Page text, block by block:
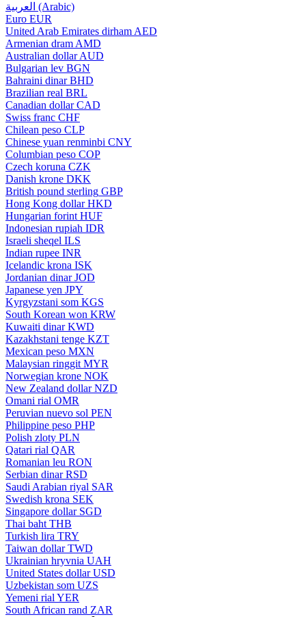
العربية (Arabic)
Euro EUR
United Arab Emirates dirham AED
Armenian dram AMD
Australian dollar AUD
Bulgarian lev BGN
Bahraini dinar BHD
Brazilian real BRL
Canadian dollar CAD
Swiss franc CHF
Chilean peso CLP
Chinese yuan renminbi CNY
Columbian peso COP
Czech koruna CZK
Danish krone DKK
British pound sterling GBP
Hong Kong dollar HKD
Hungarian forint HUF
Indonesian rupiah IDR
Israeli sheqel ILS
Indian rupee INR
Icelandic krona ISK
Jordanian dinar JOD
Japanese yen JPY
Kyrgyzstani som KGS
South Korean won KRW
Kuwaiti dinar KWD
Kazakhstani tenge KZT
Mexican peso MXN
Malaysian ringgit MYR
Norwegian krone NOK
New Zealand dollar NZD
Omani rial OMR
Peruvian nuevo sol PEN
Philippine peso PHP
Polish zloty PLN
Qatari rial QAR
Romanian leu RON
Serbian dinar RSD
Saudi Arabian riyal SAR
Swedish krona SEK
Singapore dollar SGD
Thai baht THB
Turkish lira TRY
Taiwan dollar TWD
Ukrainian hryvnia UAH
United States dollar USD
Uzbekistan som UZS
Yemeni rial YER
South African rand ZAR